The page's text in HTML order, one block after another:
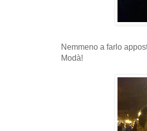
Nemmeno a farlo
Modà!